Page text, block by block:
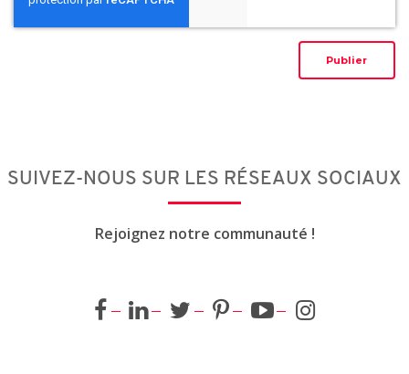
SUIVEZ-NOUS SUR LES RÉSEAUX SOCIAUX
Rejoignez notre communauté !